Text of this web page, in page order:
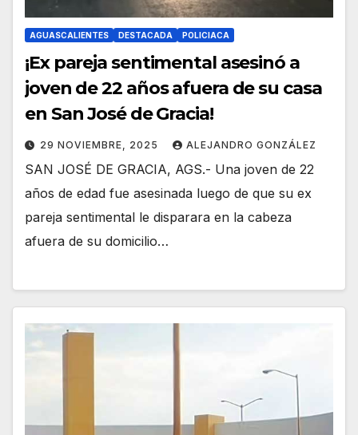
AGUASCALIENTES DESTACADA POLICIACA
¡Ex pareja sentimental asesinó a
joven de 22 años afuera de su casa
en San José de Gracia!
29 NOVIEMBRE, 2025 ALEJANDRO GONZÁLEZ
SAN JOSÉ DE GRACIA, AGS.- Una joven de 22
años de edad fue asesinada luego de que su ex
pareja sentimental le disparara en la cabeza
afuera de su domicilio…